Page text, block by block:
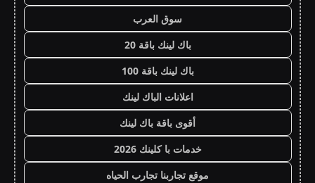
سوق العرب
باك لينك باقة 20
باك لينك باقة 100
اعلانات الباك لينك
أقوى باقة باك لينك
خدمات با كلينك 2026
موقع تجاربنا تجارب الحياه